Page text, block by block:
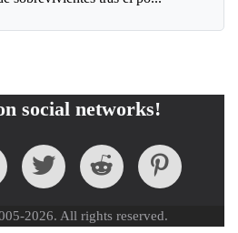
social networks!
2026. All rights reserved.